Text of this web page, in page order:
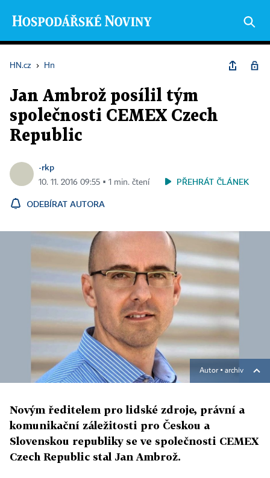
HN.cz › Hn
Jan Ambrož posílil tým
společnosti CEMEX Czech
Republic
-rkp
10. 11. 2016 09:55 ▪ 1 min. čtení PŘEHRÁT ČLÁNEK
ODEBÍRAT AUTORA
Autor ▪ archiv
Novým ředitelem pro lidské zdroje, právní a
komunikační záležitosti pro Českou a
Slovenskou republiky se ve společnosti CEMEX
Czech Republic stal Jan Ambrož.